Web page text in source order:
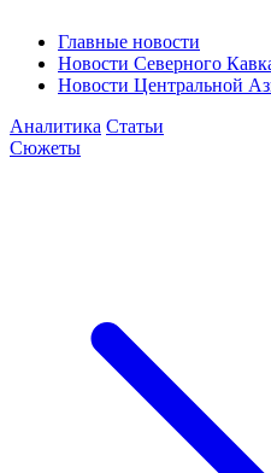
Главные новости
Новости Северного
Новости Центральной
Аналитика Статьи
Сюжеты